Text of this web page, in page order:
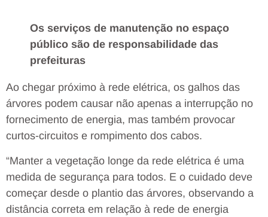
Os serviços de manutenção no espaço
público são de responsabilidade das
prefeituras
Ao chegar próximo à rede elétrica, os galhos das
árvores podem causar não apenas a interrupção no
fornecimento de energia, mas também provocar
curtos-circuitos e rompimento dos cabos.
“Manter a vegetação longe da rede elétrica é uma
medida de segurança para todos. E o cuidado deve
começar desde o plantio das árvores, observando a
distância correta em relação à rede de energia